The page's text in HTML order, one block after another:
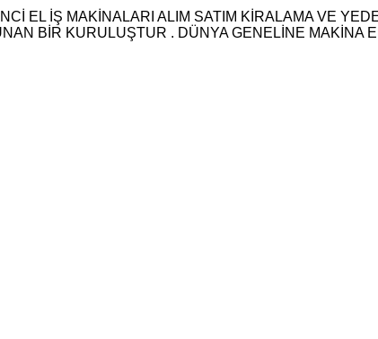
EL İŞ MAKİNALARI ALIM SATIM KİRALAMA VE
BİR KURULUŞTUR . DÜNYA GENELİNE MAKİNA